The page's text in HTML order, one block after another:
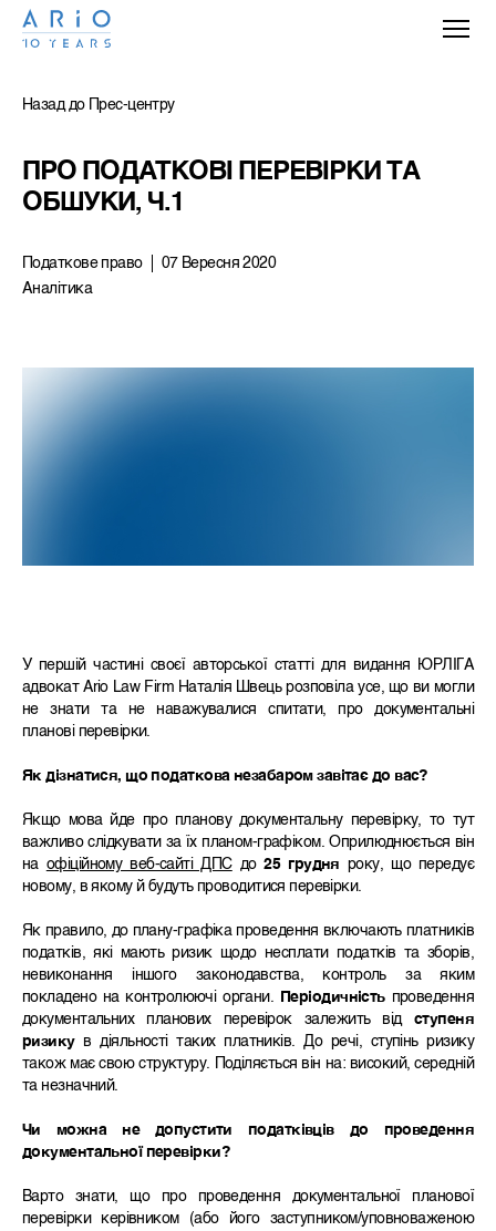
Назад до Прес-центру
ПРО ПОДАТКОВІ ПЕРЕВІРКИ ТА
ОБШУКИ, Ч.1
Аналітика
Податкове право 07 Вересня 2020
У першій частині своєї авторської статті для видання ЮРЛІГА
адвокат Ario Law Firm Наталія Швець розповіла усе, що ви могли
не знати та не наважувалися спитати, про документальні
планові перевірки.
Як дізнатися, що податкова незабаром завітає до вас?
Якщо мова йде про планову документальну перевірку, то тут
важливо слідкувати за їх планом-графіком. Оприлюднюється він
на офіційному веб-сайті ДПСдо25 грудня року, що передує
новому, в якому й будуть проводитися перевірки.
Як правило, до плану-графіка проведення включають платників
податків, які мають ризик щодо несплати податків та зборів,
невиконання іншого законодавства, контроль за яким
покладено на контролюючі органи.
Періодичністьпроведення
документальних планових перевірок залежить від ступеня
ризикув діяльності таких платників. До речі, ступінь ризику
також має свою структуру. Поділяється він на: високий, середній
та незначний.
Чи можна не допустити податківців до проведення
документальної перевірки?
Варто знати, що про проведення документальної планової
перевірки керівником (або його заступником/уповноваженою